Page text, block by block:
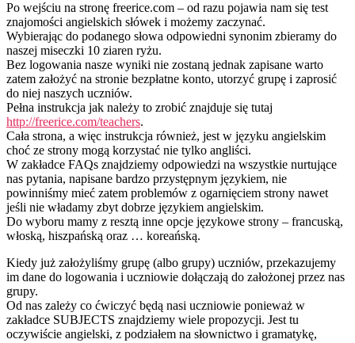
Po wejściu na stronę freerice.com – od razu pojawia nam się test
znajomości angielskich słówek i możemy zaczynać.
Wybierając do podanego słowa odpowiedni synonim zbieramy do
naszej miseczki 10 ziaren ryżu.
Bez logowania nasze wyniki nie zostaną jednak zapisane warto
zatem założyć na stronie bezpłatne konto, utorzyć grupę i zaprosić
do niej naszych uczniów.
Pełna instrukcja jak należy to zrobić znajduje się tutaj
http://freerice.com/teachers.
Cała strona, a więc instrukcja również, jest w języku angielskim
choć ze strony mogą korzystać nie tylko angliści.
W zakładce FAQs znajdziemy odpowiedzi na wszystkie nurtujące
nas pytania, napisane bardzo przystępnym językiem, nie
powinniśmy mieć zatem problemów z ogarnięciem strony nawet
jeśli nie władamy zbyt dobrze językiem angielskim.
Do wyboru mamy z resztą inne opcje językowe strony – francuską,
włoską, hiszpańską oraz … koreańską.
Kiedy już założyliśmy grupę (albo grupy) uczniów, przekazujemy
im dane do logowania i uczniowie dołączają do założonej przez nas
grupy.
Od nas zależy co ćwiczyć będą nasi uczniowie ponieważ w
zakładce SUBJECTS znajdziemy wiele propozycji. Jest tu
oczywiście angielski, z podziałem na słownictwo i gramatykę,